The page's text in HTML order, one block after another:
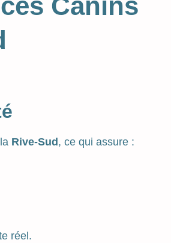
Rive-Sud, ce qui assure :
réel.